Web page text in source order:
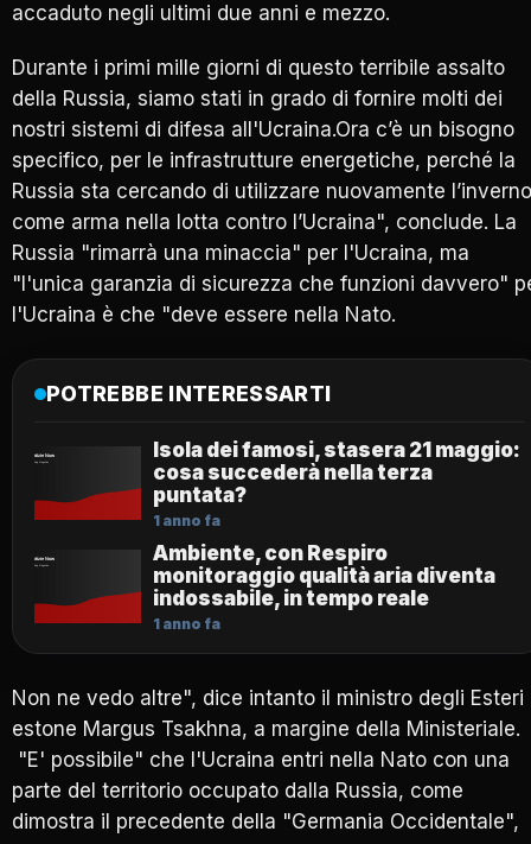
accaduto negli ultimi due anni e mezzo.
Durante i primi mille giorni di questo terribile assalto
della Russia, siamo stati in grado di fornire molti dei
nostri sistemi di difesa all'Ucraina.Ora c’è un bisogno
specifico, per le infrastrutture energetiche, perché la
Russia sta cercando di utilizzare nuovamente l’inverno
come arma nella lotta contro l’Ucraina", conclude. La
Russia "rimarrà una minaccia" per l'Ucraina, ma
"l'unica garanzia di sicurezza che funzioni davvero"
l'Ucraina è che "deve essere nella Nato.
POTREBBE INTERESSARTI
Isola dei famosi, stasera 21 maggio:
cosa succederà nella terza
puntata?
1 anno fa
Ambiente, con Respiro
monitoraggio qualità aria diventa
indossabile, in tempo reale
1 anno fa
Non ne vedo altre", dice intanto il ministro degli Esteri
estone Margus Tsakhna, a margine della Ministeriale.
"E' possibile" che l'Ucraina entri nella Nato con una
parte del territorio occupato dalla Russia, come
dimostra il precedente della "Germania Occidentale",